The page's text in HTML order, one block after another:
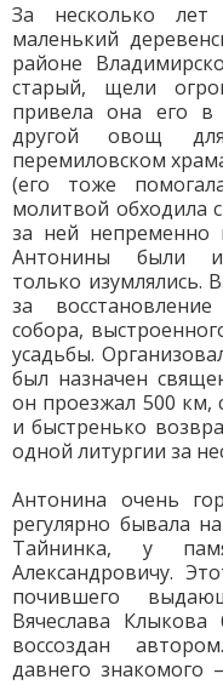
За несколько
маленький
районе
старый, щели
привела она его в
другой овощ
перемиловском
(его тоже
молитвой обходила
за ней
Антонины были
только изумлялись.
за
собора,
усадьбы.
был назначен
он проезжал 500 км,
и быстренько
одной литургии за
Антонина очень
регулярно бывала
Тайнинка, у
Александровичу.
почившего
Вячеслава
воссоздан
давнего знакомого